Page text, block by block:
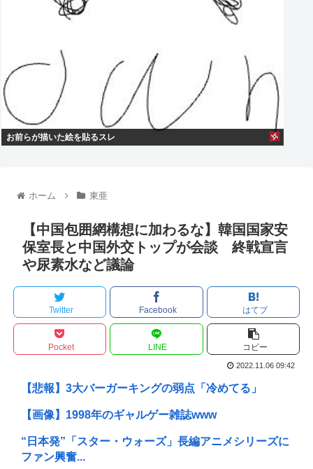
お前らが描いた絵を貼るスレ
ホーム 東亜
【中国包囲網構想に加わるな】韓国国家安
保室長と中国外交トップが会談 終戦宣言
や尿素水など議論
Twitter Facebook はてブ
Pocket LINE コピー
2022.11.06 09:42
【悲報】3大バーガーキングの弱点「冷めてる」
【画像】1998年のギャルゲー雑誌www
“日本発”「スター・ウォーズ」長編アニメシリーズに
ファン興奮...